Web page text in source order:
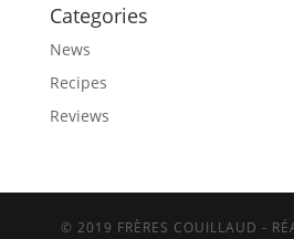
Categories
News
Recipes
Reviews
© 2019 FRÈRES COUILLAUD -